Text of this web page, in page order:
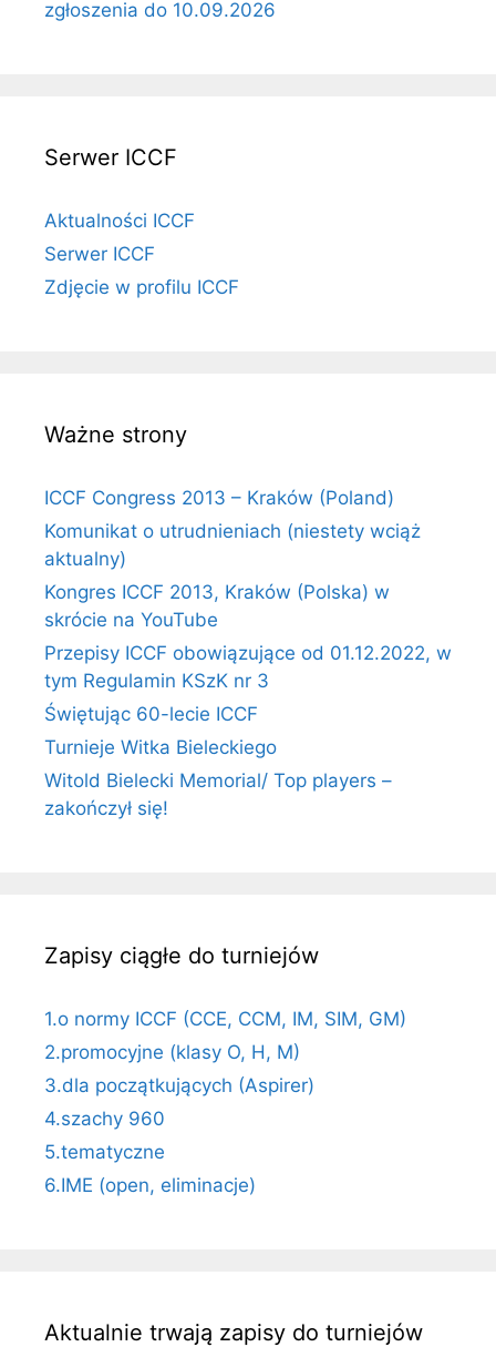
zgłoszenia do 10.09.2026
Serwer ICCF
Aktualności ICCF
Serwer ICCF
Zdjęcie w profilu ICCF
Ważne strony
ICCF Congress 2013 – Kraków (Poland)
Komunikat o utrudnieniach (niestety wciąż
aktualny)
Kongres ICCF 2013, Kraków (Polska) w
skrócie na YouTube
Przepisy ICCF obowiązujące od 01.12.2022, w
tym Regulamin KSzK nr 3
Świętując 60-lecie ICCF
Turnieje Witka Bieleckiego
Witold Bielecki Memorial/ Top players –
zakończył się!
Zapisy ciągłe do turniejów
1.o normy ICCF (CCE, CCM, IM, SIM, GM)
2.promocyjne (klasy O, H, M)
3.dla początkujących (Aspirer)
4.szachy 960
5.tematyczne
6.IME (open, eliminacje)
Aktualnie trwają zapisy do turniejów